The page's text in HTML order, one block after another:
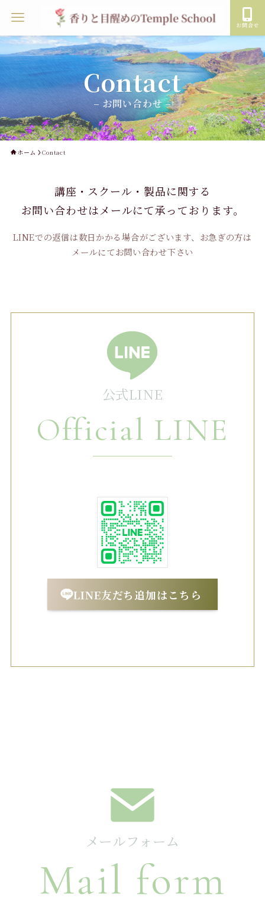
お問合せ
Contact
– お問い合わせ –
ホーム Contact
講座・スクール・製品に関する
お問い合わせはメールにて承っております。
LINEでの返信は数日かかる場合がございます、お急ぎの方は
メールにてお問い合わせ下さい
公式LINE
Official LINE
LINE友だち追加はこちら
メールフォーム
Mail form